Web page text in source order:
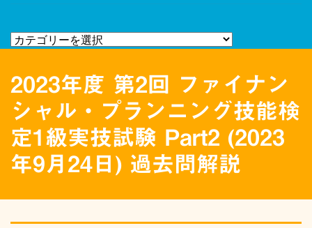
2023年度 第2回 ファイナン
シャル・プランニング技能検
定1級実技試験 Part2 (2023
年9月24日) 過去問解説